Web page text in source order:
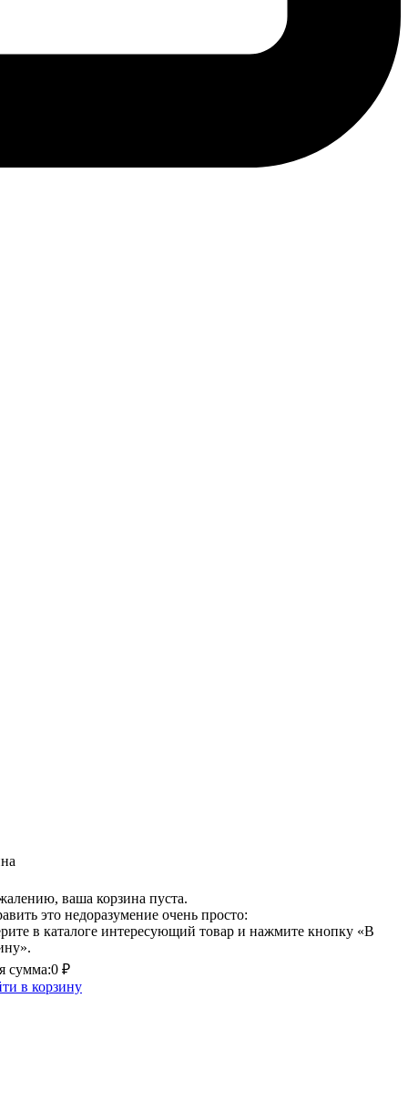
ваша корзина пуста.
это недоразумение очень просто:
в каталоге интересующий товар и нажмите кнопку «В
сумма:0 ₽
в корзину